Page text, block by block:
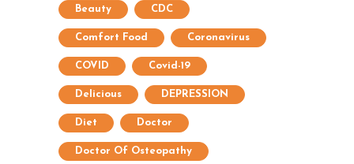
Beauty CDC
Comfort Food Coronavirus
COVID Covid-19
Delicious DEPRESSION
Diet Doctor
Doctor Of Osteopathy